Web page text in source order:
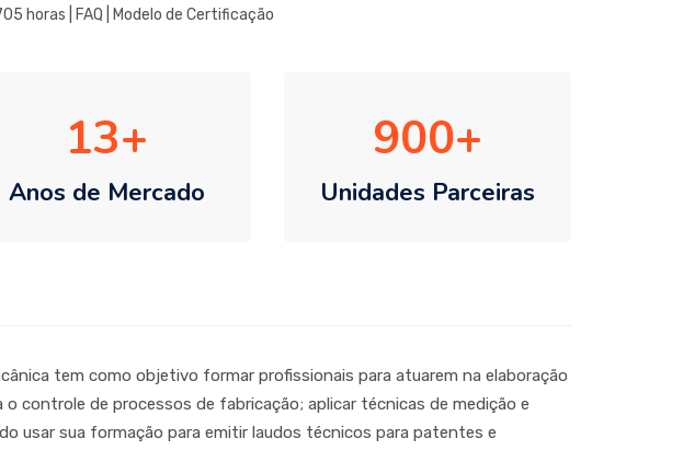
horas | FAQ Modelo de Certificação
13
Anos de Mercado
900
Unidades Parceiras
tem como objetivo formar profissionais para atuarem na elaboração
controle de processos de fabricação; aplicar técnicas de medição e
usar sua formação para emitir laudos técnicos para patentes e